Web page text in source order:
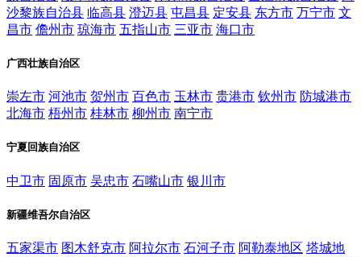
沙黎族自治县 临高县 澄迈县 屯昌县 定安县 东方市 万宁市 文
昌市 儋州市 琼海市 五指山市 三亚市 海口市
广西壮族自治区
崇左市 河池市 贺州市 百色市 玉林市 贵港市 钦州市 防城港市
北海市 梧州市 桂林市 柳州市 南宁市
宁夏回族自治区
中卫市 固原市 吴忠市 石嘴山市 银川市
新疆维吾尔自治区
五家渠市 图木舒克市 阿拉尔市 石河子市 阿勒泰地区 塔城地